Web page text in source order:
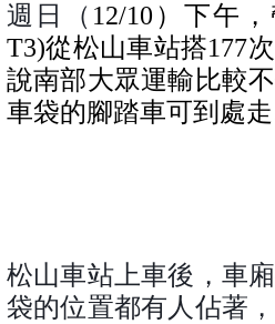
週日（ 12/10 ）下午
T3)從松山車站搭177
說南部大眾運輸比較
車袋的腳踏車可到處走
松山車站上車後，車
袋的位置都有人佔著